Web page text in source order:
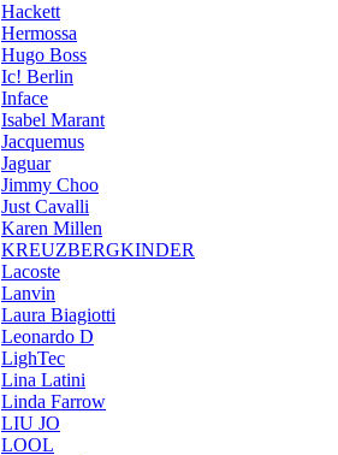
Hackett
Hermossa
Hugo Boss
Ic! Berlin
Inface
Isabel Marant
Jacquemus
Jaguar
Jimmy Choo
Just Cavalli
Karen Millen
KREUZBERGKINDER
Lacoste
Lanvin
Laura Biagiotti
Leonardo D
LighTec
Lina Latini
Linda Farrow
LIU JO
LOOL